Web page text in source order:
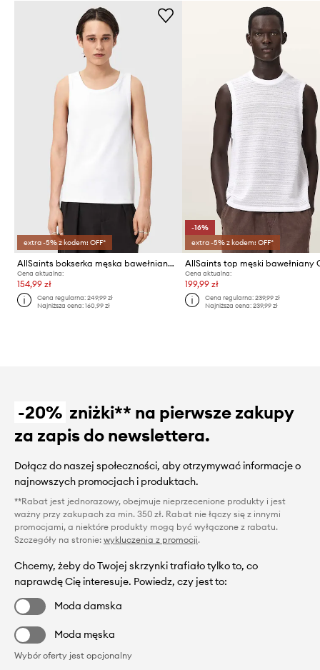
extra -5% z kodem: OFF*
AllSaints bokserka męska bawełniana AXEL
Cena aktualna:
154,99 zł
Cena regularna:249,99 zł
Najniższa cena:160,99 zł
-16%
extra -5% z kodem: OFF*
AllSaints top męski bawełniany
Cena aktualna:
199,99 zł
Cena regularna: 239,99 zł
Najniższa cena: 239,99 zł
-20% zniżki** na pierwsze zakupy
za zapis do newslettera.
Dołącz do naszej społeczności, aby otrzymywać informacje o
najnowszych promocjach i produktach.
**Rabat jest jednorazowy, obejmuje nieprzecenione produkty i jest
ważny przy zakupach za min. 350 zł. Rabat nie łączy się z innymi
promocjami, a niektóre produkty mogą być wyłączone z rabatu.
Szczegóły na stronie: wykluczenia z promocji.
Chcemy, żeby do Twojej skrzynki trafiało tylko to, co
naprawdę Cię interesuje. Powiedz, czy jest to:
Moda damska
Moda męska
Wybór oferty jest opcjonalny